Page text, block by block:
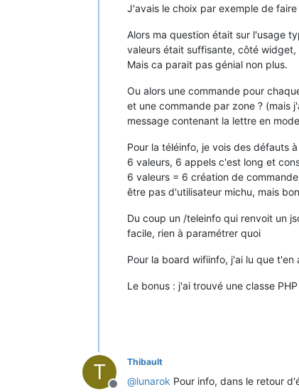
J'avais le choix par exemple de
Alors ma question était sur l'usage
valeurs était suffisante, côté
Mais ca parait pas génial non plus.
Ou alors une commande pour
et une commande par zone ? (mais
message contenant la lettre en
Pour la téléinfo, je vois des défauts
6 valeurs, 6 appels c'est long et
6 valeurs = 6 création de
être pas d'utilisateur michu, mais
Du coup un /teleinfo qui renvoit un
facile, rien à paramétrer quoi
Pour la board wifiinfo, j'ai lu que
Le bonus : j'ai trouvé une classe
T Thibault
@lunarok Pour info, dans le retour